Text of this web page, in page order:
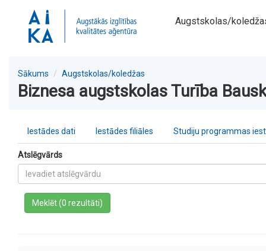
Augstskolas/
Sākums Augstskolas/koledžas
Biznesa augstskolas Turība
Iestādes dati Iestādes filiāles Studiju programmas
Atslēgvārds
Meklēt (0 rezultāti)